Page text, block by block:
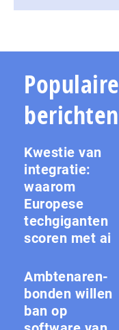
Populaire
berichten
Kwestie van
integratie:
waarom
Europese
techgiganten
scoren met ai
Amb­te­na­ren­
bon­den willen
ban op